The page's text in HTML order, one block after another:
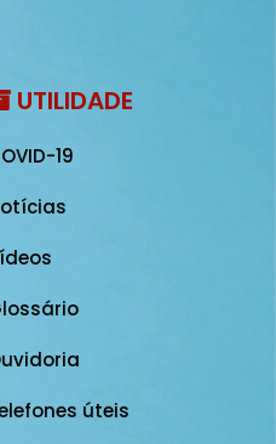
UTILIDADE
19
úteis